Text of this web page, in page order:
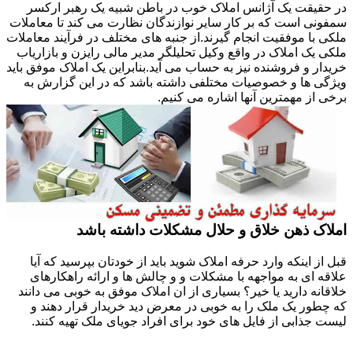
در حقیقت یک آژانس املاک خوب در باطن شبیه یک رهبر ارکسر
سمفونی است که بر کار سایر نوازندگان نظارت می کند تا معاملات
ملکی با موفقیت انجام گیرند.از جنبه های مختلف در فرآیند معاملات
ملکی یک املاک در واقع وکیل تحلیلگر مدیر مالی رایزن و بازاریاب
خریدار و فروشنده نیز به حساب می آید.بنابراین یک املاک موفق باید
ویژگی ها و خصوصیات مختلفی داشته باشد که در این گزارش به
برخی از مهمترین آنها اشاره می کنیم.
املاک ذهن خلاق و حلال مشکلات داشته باشد
قبل از اینکه وارد حرفه املاک شوید باید از خودتان بپرسید که آیا
علاقه ای به مواجهه با مشکلات و و چالش ها و ارائه راهکارهای
خلاقانه دارید یا خیر؟ بسیاری از ان املاک موفق به خوبی می دانند
که چطور یک ملک را به خوبی در معرض دید خریدار قرار دهند و
لیست جذابی از فایل های خود برای افراد جویای ملک تهیه کنند.